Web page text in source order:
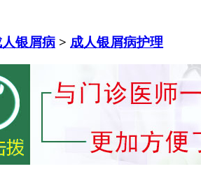
人银屑病 > 成人银屑病护理